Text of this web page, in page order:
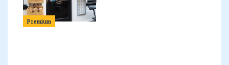
Premium